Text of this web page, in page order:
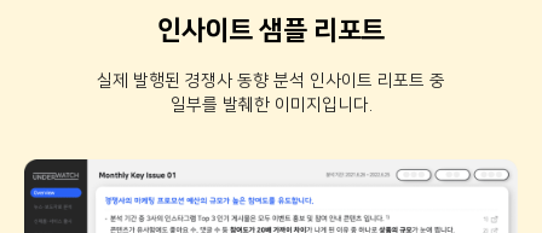
인사이트 샘플 리포트
실제 발행된 경쟁사 동향 분석 인사이트 리포트 중
일부를 발췌한 이미지입니다.